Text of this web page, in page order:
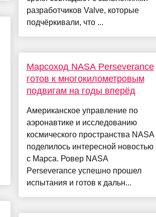
разработчиков Valve, которые
подчёркивали, что ...
Марсоход NASA Perseverance
готов к многокилометровым
подвигам на годы вперёд
Американское управление по
аэронавтике и исследованию
космического пространства NASA
поделилось интересной новостью
с Марса. Ровер NASA
Perseverance успешно прошел
испытания и готов к дальн...